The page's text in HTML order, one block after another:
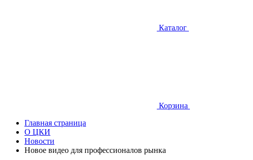
Каталог
Корзина
Главная страница
О ЦКИ
Новости
Новое видео для профессионалов рынка